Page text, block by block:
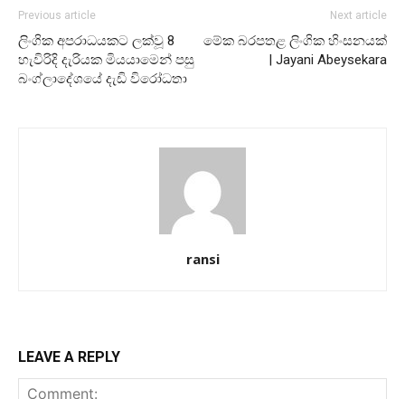
Previous article
ලිංගික අපරාධයකට ලක්වූ 8
හැවිරිදි දැරියක මියයාමෙන් පසු
බංග්ලාදේශයේ දැඩි විරෝධතා
Next article
මේක බරපතළ ලිංගික හිංසනයක්
| Jayani Abeysekara
ransi
LEAVE A REPLY